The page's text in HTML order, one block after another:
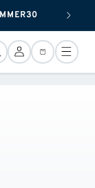
+ 25
Cestino